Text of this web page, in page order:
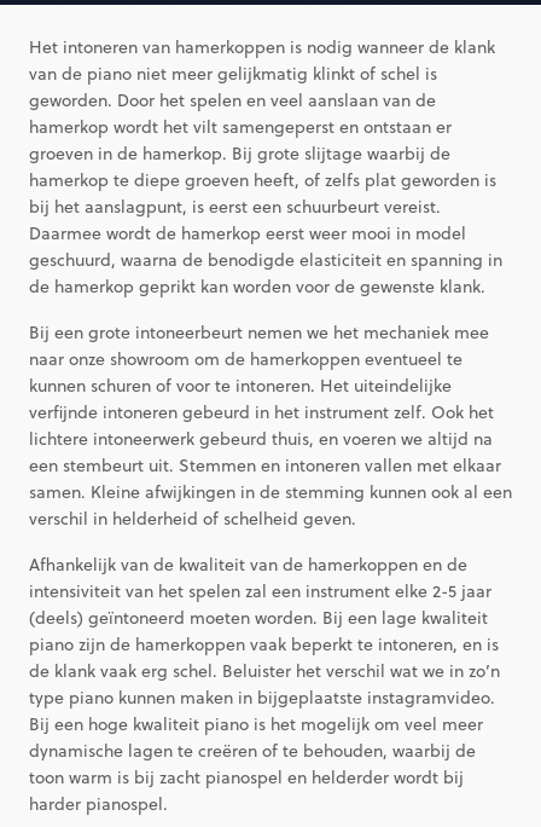
Het intoneren van hamerkoppen is nodig wanneer de klank
van de piano niet meer gelijkmatig klinkt of schel is
geworden. Door het spelen en veel aanslaan van de
hamerkop wordt het vilt samengeperst en ontstaan er
groeven in de hamerkop. Bij grote slijtage waarbij de
hamerkop te diepe groeven heeft, of zelfs plat geworden is
bij het aanslagpunt, is eerst een schuurbeurt vereist.
Daarmee wordt de hamerkop eerst weer mooi in model
geschuurd, waarna de benodigde elasticiteit en spanning in
de hamerkop geprikt kan worden voor de gewenste klank.
Bij een grote intoneerbeurt nemen we het mechaniek mee
naar onze showroom om de hamerkoppen eventueel te
kunnen schuren of voor te intoneren. Het uiteindelijke
verfijnde intoneren gebeurd in het instrument zelf. Ook het
lichtere intoneerwerk gebeurd thuis, en voeren we altijd na
een stembeurt uit. Stemmen en intoneren vallen met elkaar
samen. Kleine afwijkingen in de stemming kunnen ook al een
verschil in helderheid of schelheid geven.
Afhankelijk van de kwaliteit van de hamerkoppen en de
intensiviteit van het spelen zal een instrument elke 2-5 jaar
(deels) geïntoneerd moeten worden. Bij een lage kwaliteit
piano zijn de hamerkoppen vaak beperkt te intoneren, en is
de klank vaak erg schel. Beluister het verschil wat we in zo’n
type piano kunnen maken in bijgeplaatste instagramvideo.
Bij een hoge kwaliteit piano is het mogelijk om veel meer
dynamische lagen te creëren of te behouden, waarbij de
toon warm is bij zacht pianospel en helderder wordt bij
harder pianospel.